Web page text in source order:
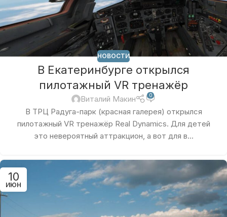
НОВОСТИ
В Екатеринбурге открылся
пилотажный VR тренажёр
Виталий Макин 0
В ТРЦ Радуга-парк (красная галерея) открылся
пилотажный VR тренажёр Real Dynamics. Для детей
это невероятный аттракцион, а вот для в...
10
ИЮН